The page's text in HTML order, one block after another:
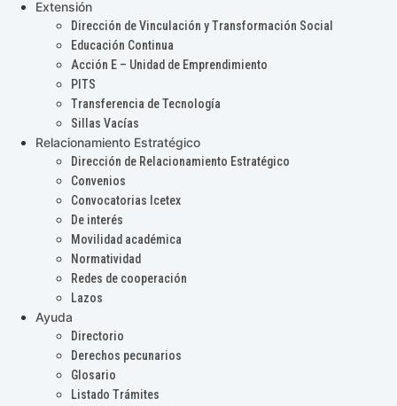
Extensión
Dirección de Vinculación y Transformación Social
Educación Continua
Acción E – Unidad de Emprendimiento
PITS
Transferencia de Tecnología
Sillas Vacías
Relacionamiento Estratégico
Dirección de Relacionamiento Estratégico
Convenios
Convocatorias Icetex
De interés
Movilidad académica
Normatividad
Redes de cooperación
Lazos
Ayuda
Directorio
Derechos pecunarios
Glosario
Listado Trámites